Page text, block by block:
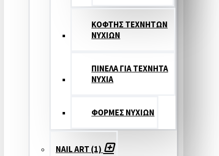
ΚΟΦΤΗΣ ΤΕΧΝΗΤΩΝ
ΝΥΧΙΩΝ
ΠΙΝΕΛΑ ΓΙΑ ΤΕΧΝΗΤΑ
ΝΥΧΙΑ
ΦΟΡΜΕΣ ΝΥΧΙΩΝ
NAIL ART (1)